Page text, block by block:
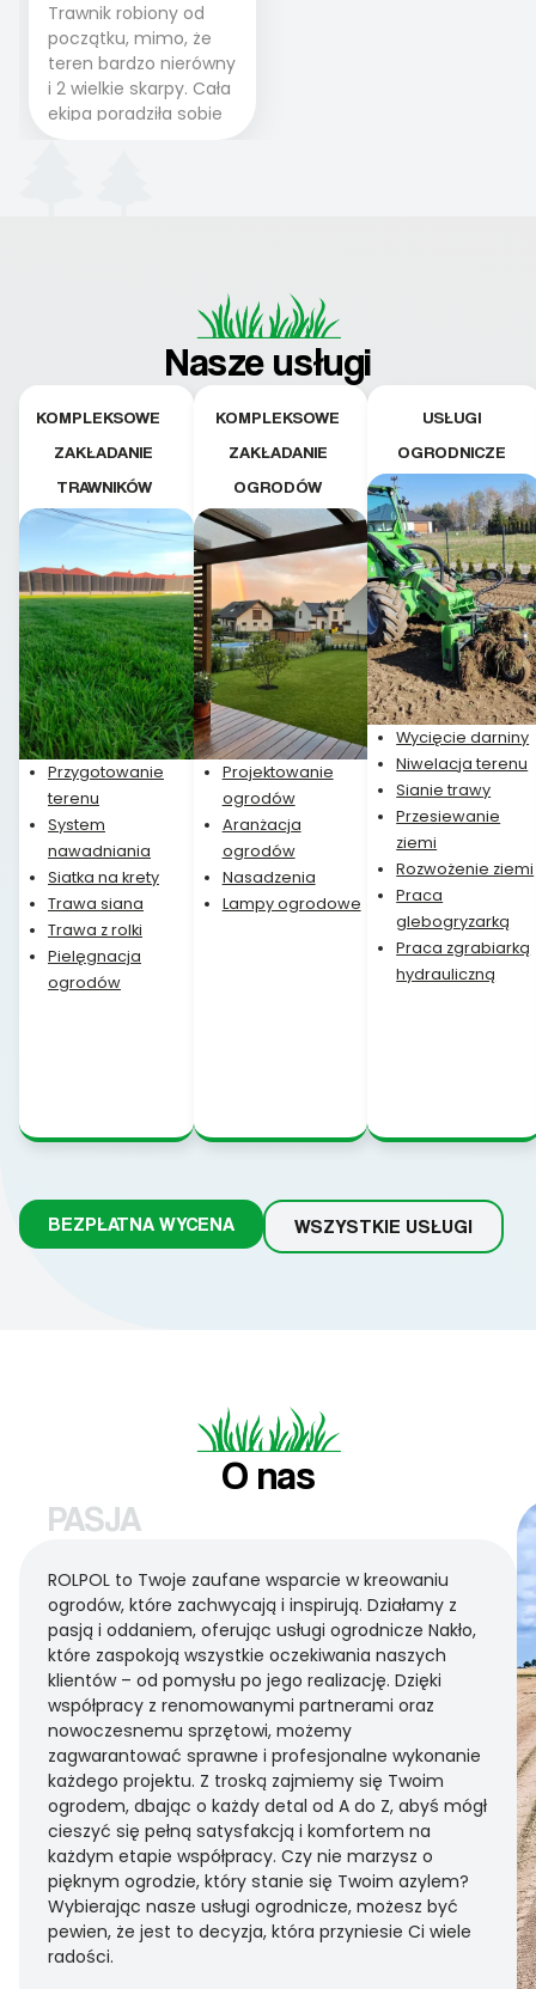
Trawnik robiony od
początku, mimo, że
teren bardzo nierówny
i 2 wielkie skarpy. Cała
ekipa poradziła sobie
WSPANIALE od
pielęgnacji trawnika
teraz i na późniejszym
etapie jest dużym
plusem. Teraz razem
z dzieckiem i małym
pięknym trawnikiem :)
A trawa robi efekt
WOW. Polecam firmę
Nasze usługi
KOMPLEKSOWE
ZAKŁADANIE
TRAWNIKÓW
Przygotowanie
terenu
System
nawadniania
Siatka na krety
Trawa siana
Trawa z rolki
Pielęgnacja
ogrodów
KOMPLEKSOWE
ZAKŁADANIE
OGRODÓW
Projektowanie
ogrodów
Aranżacja
ogrodów
Nasadzenia
Lampy ogrodowe
USŁUGI
OGRODNICZE
Wycięcie darniny
Niwelacja terenu
Sianie trawy
Przesiewanie
ziemi
Rozwożenie ziemi
Praca
glebogryzarką
Praca zgrabiarką
hydrauliczną
BEZPŁATNA WYCENA WSZYSTKIE USŁUGI
O nas
PASJA
ROLPOL to Twoje zaufane wsparcie w kreowaniu
ogrodów, które zachwycają i inspirują. Działamy z
pasją i oddaniem, oferując usługi ogrodnicze Nakło,
które zaspokoją wszystkie oczekiwania naszych
klientów – od pomysłu po jego realizację. Dzięki
współpracy z renomowanymi partnerami oraz
nowoczesnemu sprzętowi, możemy
zagwarantować sprawne i profesjonalne wykonanie
każdego projektu. Z troską zajmiemy się Twoim
ogrodem, dbając o każdy detal od A do Z, abyś mógł
cieszyć się pełną satysfakcją i komfortem na
każdym etapie współpracy. Czy nie marzysz o
pięknym ogrodzie, który stanie się Twoim azylem?
Wybierając nasze usługi ogrodnicze, możesz być
pewien, że jest to decyzja, która przyniesie Ci wiele
radości.